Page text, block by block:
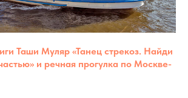
Таши Муляр «Танец стрекоз. Найди
и речная прогулка по Москве-